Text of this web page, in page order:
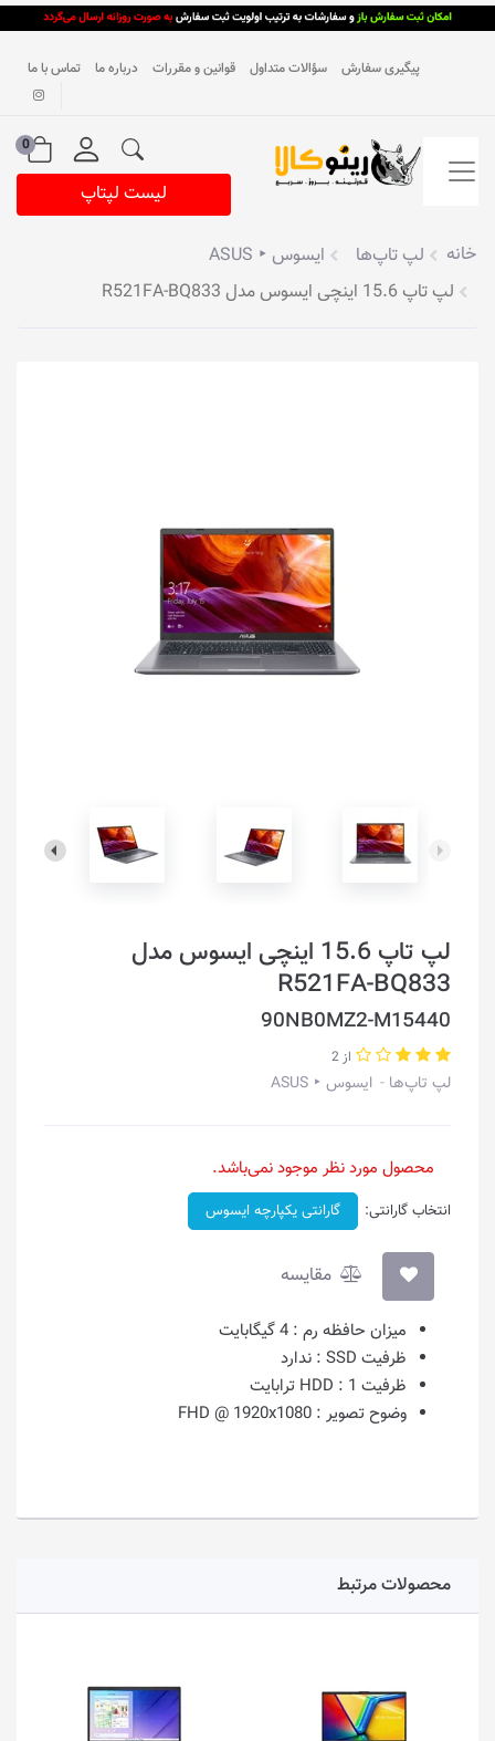
پیگیری سفارش سؤالات متداول قوانین و مقررات درباره ما تماس با ما
0
لیست لپتاپ
خانه لپ تاپ‌ها
ایسوس ‣ ASUS
لپ تاپ 15.6 اینچی ایسوس مدل R521FA-BQ833
لپ تاپ 15.6 اینچی ایسوس مدل
R521FA-BQ833
90NB0MZ2-M15440
از 2
لپ تاپ‌ها ایسوس ‣ ASUS
محصول مورد نظر موجود نمی‌باشد.
انتخاب گارانتی: گارانتی یکپارچه ایسوس
مقایسه
میزان حافظه رم : 4 گیگابایت
ظرفیت SSD :
ندارد
ظرفیت HDD : 1 ترابایت
وضوح تصویر : FHD @ 1920x1080
محصولات مرتبط